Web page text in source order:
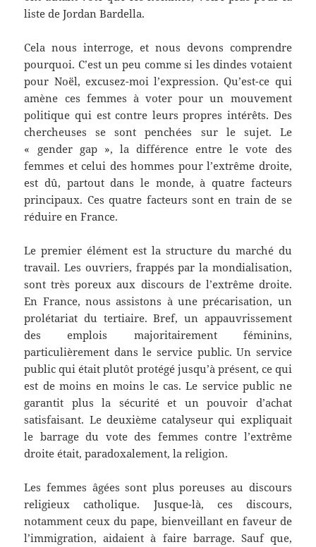
liste de Jordan Bardella.
Cela nous interroge, et nous devons comprendre
pourquoi. C’est un peu comme si les dindes votaient
pour Noël, excusez-moi l’expression. Qu’est-ce qui
amène ces femmes à voter pour un mouvement
politique qui est contre leurs propres intérêts. Des
chercheuses se sont penchées sur le sujet. Le
« gender gap », la différence entre le vote des
femmes et celui des hommes pour l’extrême droite,
est dû, partout dans le monde, à quatre facteurs
principaux. Ces quatre facteurs sont en train de se
réduire en France.
Le premier élément est la structure du marché du
travail. Les ouvriers, frappés par la mondialisation,
sont très poreux aux discours de l’extrême droite.
En France, nous assistons à une précarisation, un
prolétariat du tertiaire. Bref, un appauvrissement
des emplois majoritairement féminins,
particulièrement dans le service public. Un service
public qui était plutôt protégé jusqu’à présent, ce qui
est de moins en moins le cas. Le service public ne
garantit plus la sécurité et un pouvoir d’achat
satisfaisant. Le deuxième catalyseur qui expliquait
le barrage du vote des femmes contre l’extrême
droite était, paradoxalement, la religion.
Les femmes âgées sont plus poreuses au discours
religieux catholique. Jusque-là, ces discours,
notamment ceux du pape, bienveillant en faveur de
l’immigration, aidaient à faire barrage. Sauf que,